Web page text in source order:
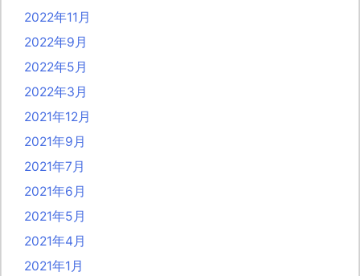
2022年11月
2022年9月
2022年5月
2022年3月
2021年12月
2021年9月
2021年7月
2021年6月
2021年5月
2021年4月
2021年1月